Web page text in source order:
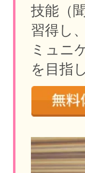
技能（
習得し
ミュニ
を目指